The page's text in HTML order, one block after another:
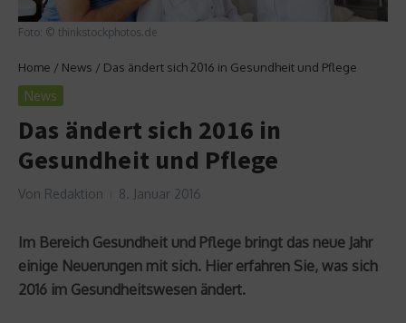
Foto: © thinkstockphotos.de
Home / News / Das ändert sich 2016 in Gesundheit und Pflege
News
Das ändert sich 2016 in
Gesundheit und Pflege
Von Redaktion 8. Januar 2016
Im Bereich Gesundheit und Pflege bringt das neue Jahr
einige Neuerungen mit sich. Hier erfahren Sie, was sich
2016 im Gesundheitswesen ändert.